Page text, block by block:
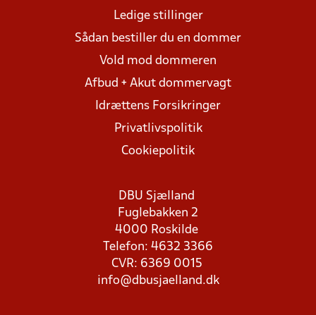
Ledige stillinger
Sådan bestiller du en dommer
Vold mod dommeren
Afbud + Akut dommervagt
Idrættens Forsikringer
Privatlivspolitik
Cookiepolitik
DBU Sjælland
Fuglebakken 2
4000 Roskilde
Telefon: 4632 3366
CVR: 6369 0015
info@dbusjaelland.dk